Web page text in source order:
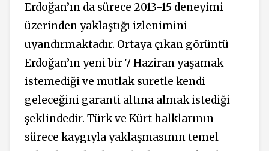
Erdoğan’ın da sürece 2013-15 deneyimi
üzerinden yaklaştığı izlenimini
uyandırmaktadır. Ortaya çıkan görüntü
Erdoğan’ın yeni bir 7 Haziran yaşamak
istemediği ve mutlak suretle kendi
geleceğini garanti altına almak istediği
şeklindedir. Türk ve Kürt halklarının
sürece kaygıyla yaklaşmasının temel